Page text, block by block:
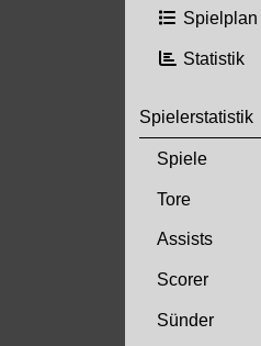
Spielplan
Statistik
Spielerstatistik
Spiele
Tore
Assists
Scorer
Sünder